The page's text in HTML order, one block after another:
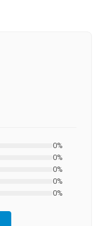
0%
0%
0%
0%
0%